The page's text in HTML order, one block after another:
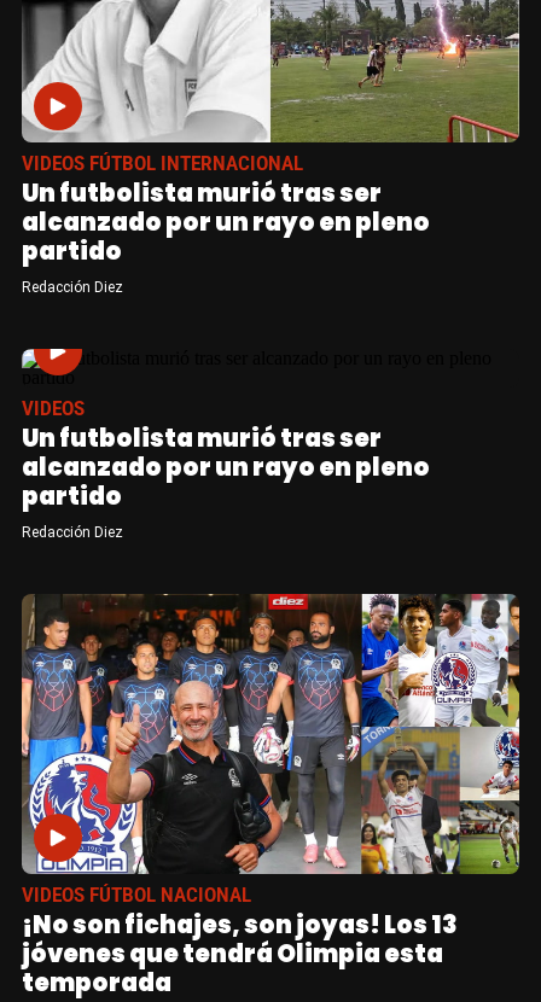
VIDEOS FÚTBOL INTERNACIONAL
Un futbolista murió tras ser
alcanzado por un rayo en pleno
partido
Redacción Diez
VIDEOS
Un futbolista murió tras ser
alcanzado por un rayo en pleno
partido
Redacción Diez
VIDEOS FÚTBOL NACIONAL
¡No son fichajes, son joyas! Los 13
jóvenes que tendrá Olimpia esta
temporada